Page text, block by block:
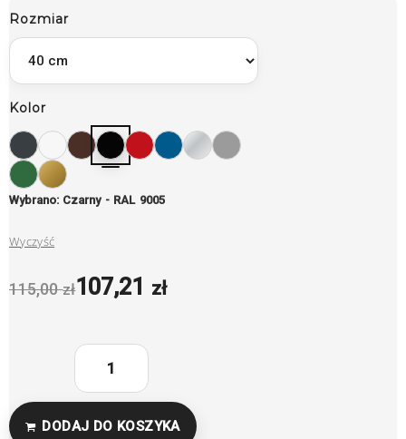
Rozmiar
Kolor
Wybrano: Czarny - RAL 9005
Wyczyść
115,00zł107,21 zł
DODAJ DO KOSZYKA